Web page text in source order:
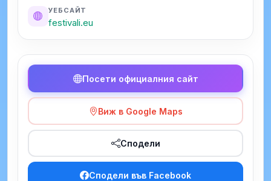
УЕБСАЙТ
festivali.eu
Посети официалния сайт
Виж в Google Maps
Сподели
Сподели във Facebook